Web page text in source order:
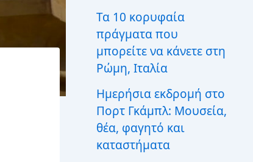
Τα 10 κορυφαία
πράγματα που
μπορείτε να κάνετε στη
Ρώμη, Ιταλία
Ημερήσια εκδρομή στο
Πορτ Γκάμπλ: Μουσεία,
θέα, φαγητό και
καταστήματα